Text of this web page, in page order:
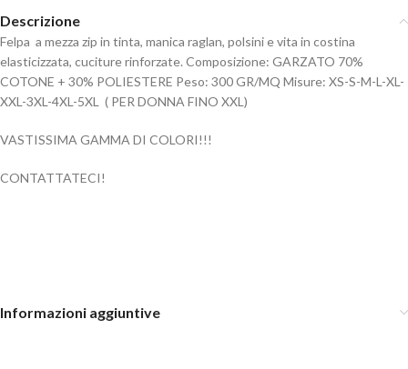
Descrizione
Felpa a mezza zip in tinta, manica raglan, polsini e vita in costina
elasticizzata, cuciture rinforzate. Composizione: GARZATO 70%
COTONE + 30% POLIESTERE Peso: 300 GR/MQ Misure: XS-S-M-L-XL-
XXL-3XL-4XL-5XL ( PER DONNA FINO XXL)
VASTISSIMA GAMMA DI COLORI!!!
CONTATTATECI!
Informazioni aggiuntive